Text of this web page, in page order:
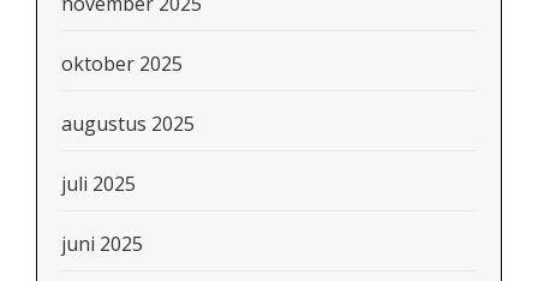
oktober 2025
augustus 2025
juli 2025
juni 2025